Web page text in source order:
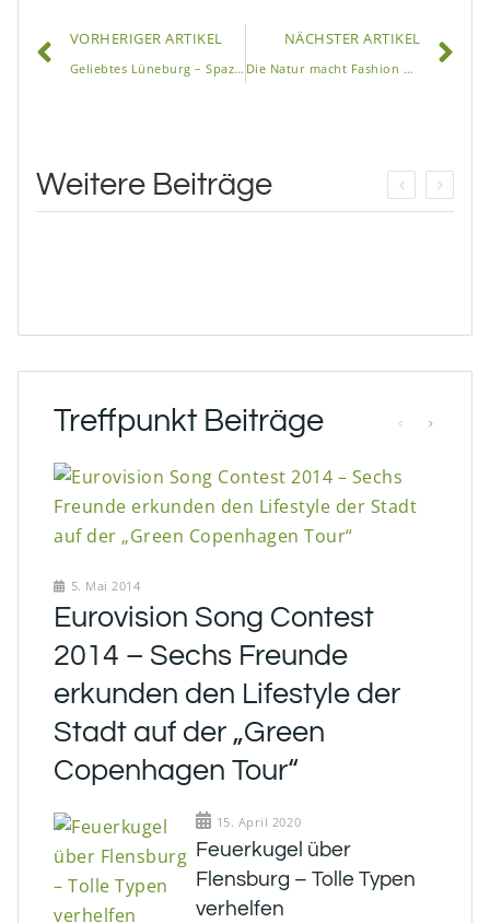
VORHERIGER ARTIKEL
Geliebtes Lüneburg – Spaziergang mit Musiker Dennis Hart durch die alte Hansestadt
NÄCHSTER ARTIKEL
Die Natur macht Fashion Week
Weitere Beiträge
Treffpunkt Beiträge
5. Mai 2014
Eurovision Song Contest
2014 – Sechs Freunde
erkunden den Lifestyle der
Stadt auf der „Green
Copenhagen Tour“
15. April 2020
Feuerkugel über
Flensburg – Tolle Typen
verhelfen